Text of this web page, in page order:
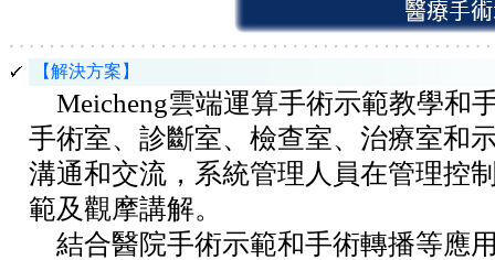
【解決方案】
Meicheng雲端運算手術示範教學和
手術室、診斷室、檢查室、治療室和
溝通和交流，系統管理人員在管理控
範及觀摩講解。
結合醫院手術示範和手術轉播等應